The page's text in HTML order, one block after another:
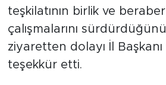
teşkilatının birlik ve
çalışmalarını
ziyaretten dolayı İl Başkanı
teşekkür etti.